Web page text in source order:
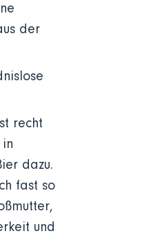
der
recht
dazu.
fast so
und